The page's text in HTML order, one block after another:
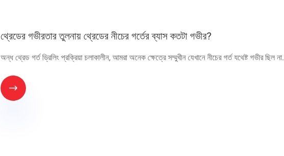
থ্রেডের গভীরতার তুলনায় থ্রেডের নীচের গর্তের ব্যাস কতটা গভীর?
অন্ধ থ্রেড গর্ত ড্রিলিং প্রক্রিয়া চলাকালীন, আমরা অনেক ক্ষেত্রে সম্মুখীন যেখানে নীচের গর্ত যথেষ্ট গভীর ছিল না.
